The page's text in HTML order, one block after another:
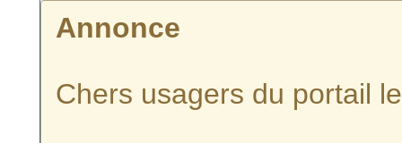
Annonce
Chers usagers du portail